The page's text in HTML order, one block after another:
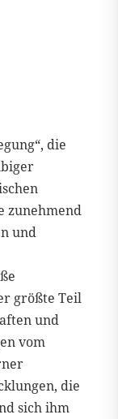
die
zunehmend
und
größte Teil
und
vom
die
sich ihm